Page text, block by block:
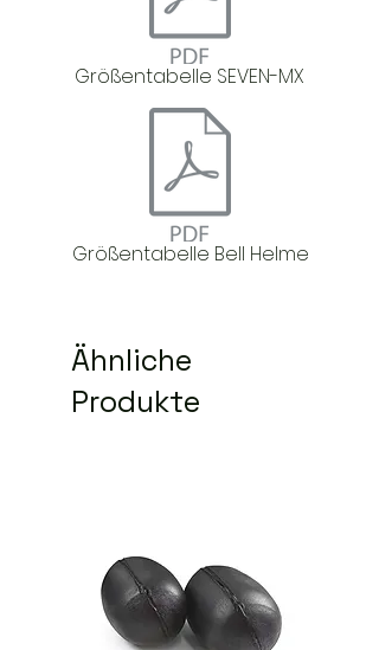
Größentabelle SEVEN-MX
Größentabelle Bell Helme
Ähnliche
Produkte